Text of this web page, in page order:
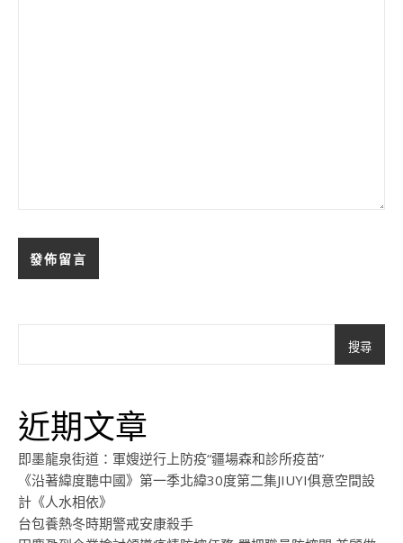
搜尋
近期文章
即墨龍泉街道：軍嫂逆行上防疫“疆場森和診所疫苗”
《沿著緯度聽中國》第一季北緯30度第二集JIUYI俱意空間設
計《人水相依》
台包養熱冬時期警戒安康殺手